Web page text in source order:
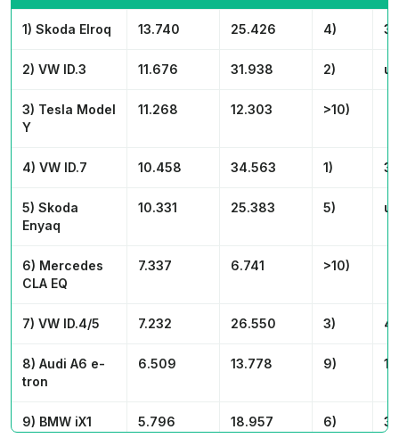
1) Skoda Elroq 13.740 25.426 4) 3
2) VW ID.3 11.676 31.938 2)
3) Tesla Model
Y
11.268 12.303 >10)
4) VW ID.7 10.458 34.563 1) 3
5) Skoda
Enyaq
10.331 25.383 5)
6) Mercedes
CLA EQ
7.337 6.741 >10)
7) VW ID.4/5 7.232 26.550 3) 4
8) Audi A6 e-
tron
6.509 13.778 9) 1
9) BMW iX1 5.796 18.957 6) 3